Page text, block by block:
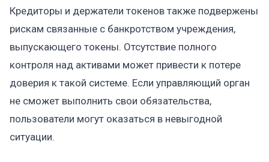
Кредиторы и держатели токенов также подвержены
рискам связанные с банкротством учреждения,
выпускающего токены. Отсутствие полного
контроля над активами может привести к потере
доверия к такой системе. Если управляющий орган
не сможет выполнить свои обязательства,
пользователи могут оказаться в невыгодной
ситуации.